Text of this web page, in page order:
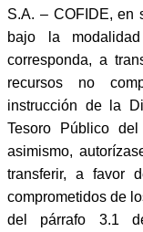
S.A. – COFIDE, en
bajo la
corresponda, a
recursos no
instrucción de la
Tesoro Público
asimismo,
transferir, a favor
comprometidos de
del párrafo 3.1